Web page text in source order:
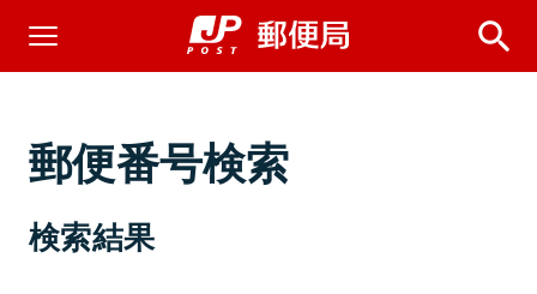
郵便番号検索
検索結果